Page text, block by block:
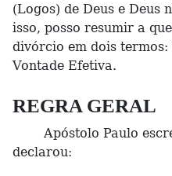
(Logos) de Deus e Deus
isso, posso resumir a
divórcio em dois termos:
Vontade Efetiva.
REGRA GERAL
Apóstolo Paulo
declarou: